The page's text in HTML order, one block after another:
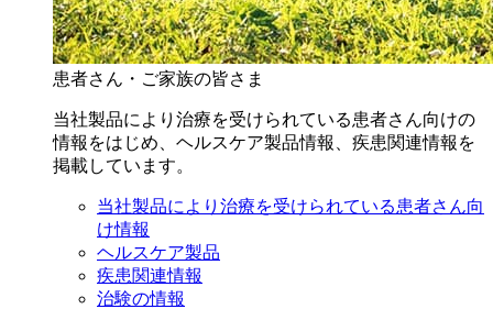
患者さん・ご家族の皆さま
当社製品により治療を受けられている患者さん向けの
情報をはじめ、ヘルスケア製品情報、疾患関連情報を
掲載しています。
当社製品により治療を受けられている患者さん向
け情報
ヘルスケア製品
疾患関連情報
治験の情報